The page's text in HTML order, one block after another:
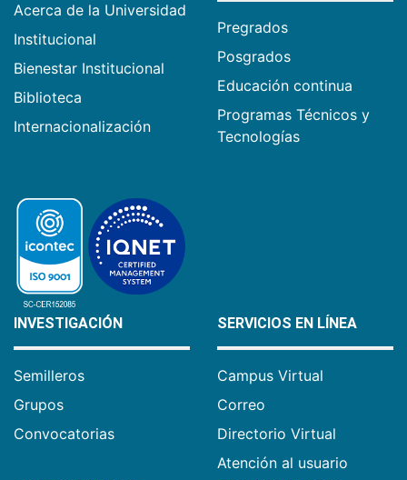
Acerca de la Universidad
Institucional
Bienestar Institucional
Biblioteca
Internacionalización
Pregrados
Posgrados
Educación continua
Programas Técnicos y
Tecnologías
INVESTIGACIÓN
Semilleros
Grupos
Convocatorias
SERVICIOS EN LÍNEA
Campus Virtual
Correo
Directorio Virtual
Atención al usuario